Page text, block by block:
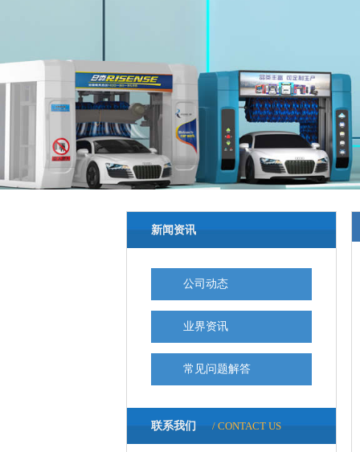
新闻资讯
公司动态
业界资讯
常见问题解答
联系我们 / CONTACT US